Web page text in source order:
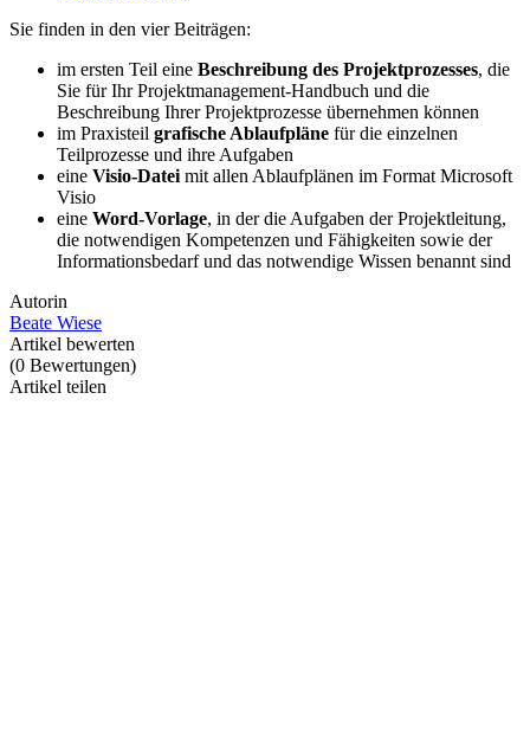
Sie finden in den vier Beiträgen:
im ersten Teil eine Beschreibung des Projektprozesses, die
Sie für Ihr Projektmanagement-Handbuch und die
Beschreibung Ihrer Projektprozesse übernehmen können
im Praxisteil grafische Ablaufpläne für die einzelnen
Teilprozesse und ihre Aufgaben
eine Visio-Datei mit allen Ablaufplänen im Format Microsoft
Visio
eine Word-Vorlage, in der die Aufgaben der Projektleitung,
die notwendigen Kompetenzen und Fähigkeiten sowie der
Informationsbedarf und das notwendige Wissen benannt sind
Autorin
Beate Wiese
Artikel bewerten
(0 Bewertungen)
Artikel teilen